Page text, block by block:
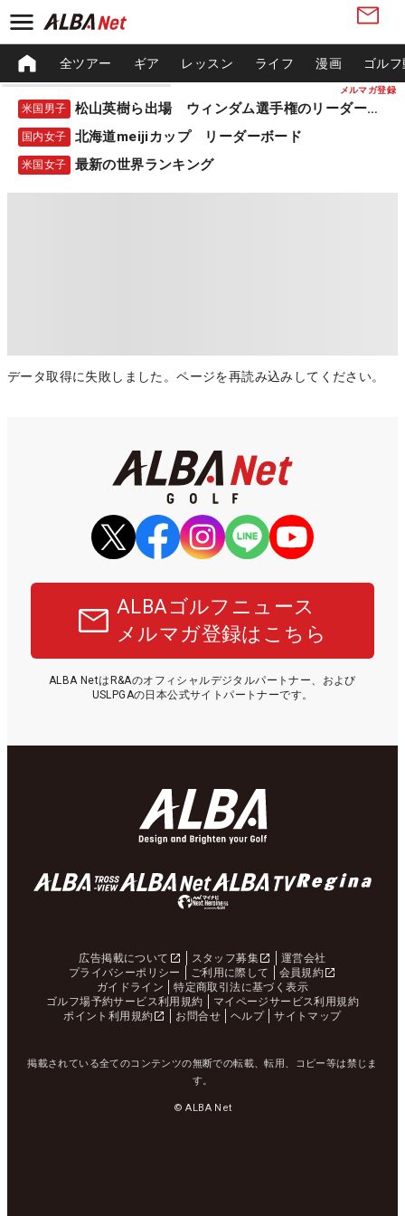
メルマガ登録
全ツアー ギア レッスン ライフ 漫画 ゴル
米国男子 松山英樹ら出場 ウィンダム選手権のリーダーボード
国内女子 北海道meijiカップ リーダーボード
米国女子 最新の世界ランキング
データ取得に失敗しました。ページを再読み込みしてください。
ALBAゴルフニュース
メルマガ登録はこちら
ALBA NetはR&Aのオフィシャルデジタルパートナー、および
USLPGAの日本公式サイトパートナーです。
広告掲載について スタッフ募集
運営会社
プライバシーポリシー
ご利用に際して
会員規約
ガイドライン
特定商取引法に基づく表示
ゴルフ場予約サービス利用規約
マイページサービス利用規約
ポイント利用規約
お問合せ ヘルプ サイトマップ
掲載されている全てのコンテンツの無断での転載、転用、コピー等は禁じま
す。
© ALBA Net